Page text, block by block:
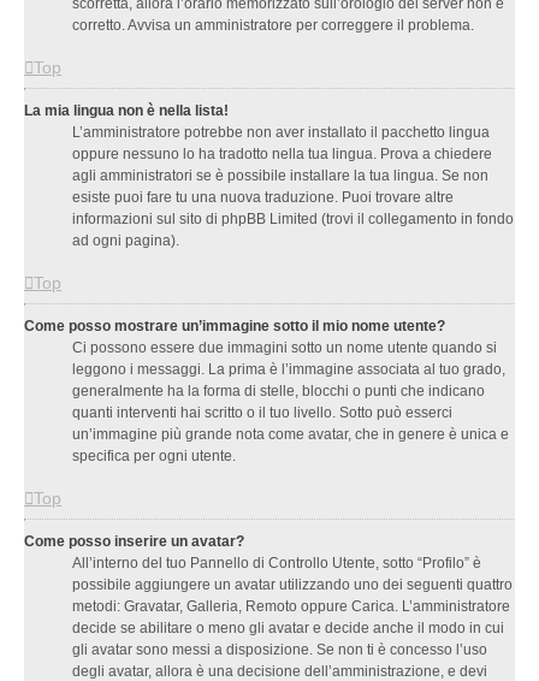
scorretta, allora l’orario memorizzato sull’orologio del server non è
corretto. Avvisa un amministratore per correggere il problema.
Top
La mia lingua non è nella lista!
L’amministratore potrebbe non aver installato il pacchetto lingua
oppure nessuno lo ha tradotto nella tua lingua. Prova a chiedere
agli amministratori se è possibile installare la tua lingua. Se non
esiste puoi fare tu una nuova traduzione. Puoi trovare altre
informazioni sul sito di phpBB Limited (trovi il collegamento in fondo
ad ogni pagina).
Top
Come posso mostrare un’immagine sotto il mio nome utente?
Ci possono essere due immagini sotto un nome utente quando si
leggono i messaggi. La prima è l’immagine associata al tuo grado,
generalmente ha la forma di stelle, blocchi o punti che indicano
quanti interventi hai scritto o il tuo livello. Sotto può esserci
un’immagine più grande nota come avatar, che in genere è unica e
specifica per ogni utente.
Top
Come posso inserire un avatar?
All’interno del tuo Pannello di Controllo Utente, sotto “Profilo” è
possibile aggiungere un avatar utilizzando uno dei seguenti quattro
metodi: Gravatar, Galleria, Remoto oppure Carica. L’amministratore
decide se abilitare o meno gli avatar e decide anche il modo in cui
gli avatar sono messi a disposizione. Se non ti è concesso l’uso
degli avatar, allora è una decisione dell’amministrazione, e devi